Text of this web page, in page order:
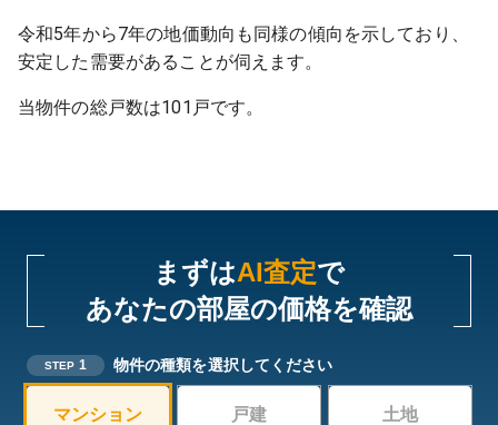
令和5年から7年の地価動向も同様の傾向を示しており、
安定した需要があることが伺えます。
当物件の総戸数は101戸です。
まずはAI査定で
あなたの部屋の価格を確認
STEP 1 物件の種類を選択してください
マンション 戸建 土地